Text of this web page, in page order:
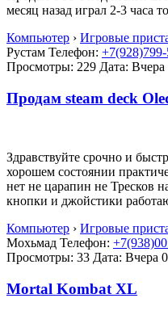
месяц назад играл 2-3 часа
Компьютер › Игровые
Рустам Телефон:
Просмотры: 229 Дата: Вчера
Продам steam deck
Здравствуйте срочно и
хорошем состоянии
нет не царапин не Тресков
кнопки и джойстики
Компьютер › Игровые
Мохьмад Телефон:
Просмотры: 33 Дата: Вчера
Mortal Kombat XL